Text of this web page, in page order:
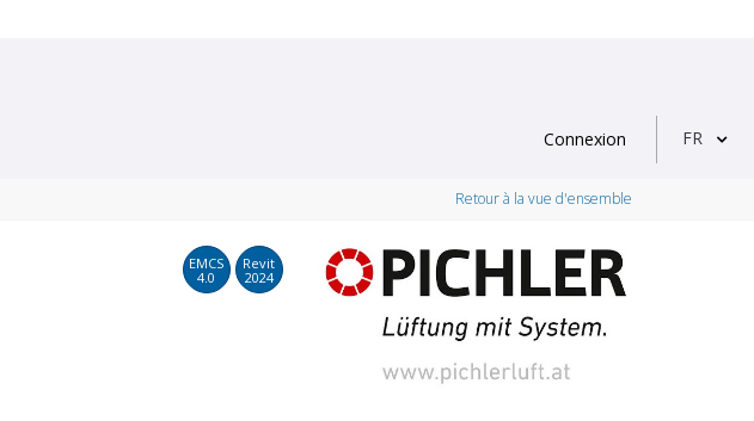
Connexion FR
Retour à la vue d'ensemble
EMCS
4.0
Revit
2024